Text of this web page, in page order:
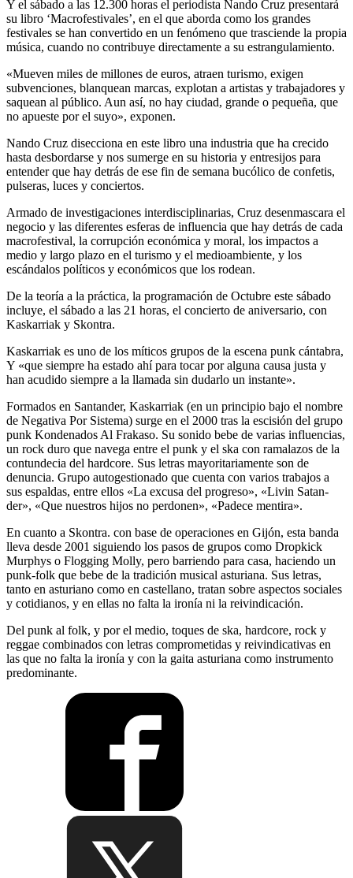
Y el sábado a las 12.300 horas el periodista Nando Cruz presentará
su libro ‘Macrofestivales’, en el que aborda como los grandes
festivales se han convertido en un fenómeno que trasciende la propia
música, cuando no contribuye directamente a su estrangulamiento.
«Mueven miles de millones de euros, atraen turismo, exigen
subvenciones, blanquean marcas, explotan a artistas y trabajadores y
saquean al público. Aun así, no hay ciudad, grande o pequeña, que
no apueste por el suyo», exponen.
Nando Cruz disecciona en este libro una industria que ha crecido
hasta desbordarse y nos sumerge en su historia y entresijos para
entender que hay detrás de ese fin de semana bucólico de confetis,
pulseras, luces y conciertos.
Armado de investigaciones interdisciplinarias, Cruz desenmascara el
negocio y las diferentes esferas de influencia que hay detrás de cada
macrofestival, la corrupción económica y moral, los impactos a
medio y largo plazo en el turismo y el medioambiente, y los
escándalos políticos y económicos que los rodean.
De la teoría a la práctica, la programación de Octubre este sábado
incluye, el sábado a las 21 horas, el concierto de aniversario, con
Kaskarriak y Skontra.
Kaskarriak es uno de los míticos grupos de la escena punk cántabra,
Y «que siempre ha estado ahí para tocar por alguna causa justa y
han acudido siempre a la llamada sin dudarlo un instante».
Formados en Santander, Kaskarriak (en un principio bajo el nombre
de Negativa Por Sistema) surge en el 2000 tras la escisión del grupo
punk Kondenados Al Frakaso. Su sonido bebe de varias influencias,
un rock duro que navega entre el punk y el ska con ramalazos de la
contundecia del hardcore. Sus letras mayoritariamente son de
denuncia. Grupo autogestionado que cuenta con varios trabajos a
sus espaldas, entre ellos «La excusa del progreso», «Livin Satan-
der», «Que nuestros hijos no perdonen», «Padece mentira».
En cuanto a Skontra. con base de operaciones en Gijón, esta banda
lleva desde 2001 siguiendo los pasos de grupos como Dropkick
Murphys o Flogging Molly, pero barriendo para casa, haciendo un
punk-folk que bebe de la tradición musical asturiana. Sus letras,
tanto en asturiano como en castellano, tratan sobre aspectos sociales
y cotidianos, y en ellas no falta la ironía ni la reivindicación.
Del punk al folk, y por el medio, toques de ska, hardcore, rock y
reggae combinados con letras comprometidas y reivindicativas en
las que no falta la ironía y con la gaita asturiana como instrumento
predominante.